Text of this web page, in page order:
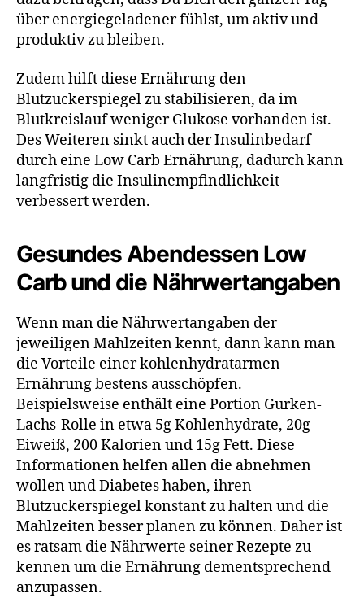
über energiegeladener fühlst, um aktiv und
produktiv zu bleiben.
Zudem hilft diese Ernährung den
Blutzuckerspiegel zu stabilisieren, da im
Blutkreislauf weniger Glukose vorhanden ist.
Des Weiteren sinkt auch der Insulinbedarf
durch eine Low Carb Ernährung, dadurch kann
langfristig die Insulinempfindlichkeit
verbessert werden.
Gesundes Abendessen Low
Carb und die Nährwertangaben
Wenn man die Nährwertangaben der
jeweiligen Mahlzeiten kennt, dann kann man
die Vorteile einer kohlenhydratarmen
Ernährung bestens ausschöpfen.
Beispielsweise enthält eine Portion Gurken-
Lachs-Rolle in etwa 5g Kohlenhydrate, 20g
Eiweiß, 200 Kalorien und 15g Fett. Diese
Informationen helfen allen die abnehmen
wollen und Diabetes haben, ihren
Blutzuckerspiegel konstant zu halten und die
Mahlzeiten besser planen zu können. Daher ist
es ratsam die Nährwerte seiner Rezepte zu
kennen um die Ernährung dementsprechend
anzupassen.